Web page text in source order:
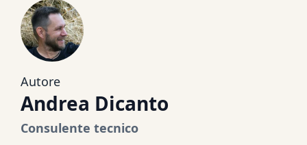
Autore
Andrea Dicanto
Consulente tecnico